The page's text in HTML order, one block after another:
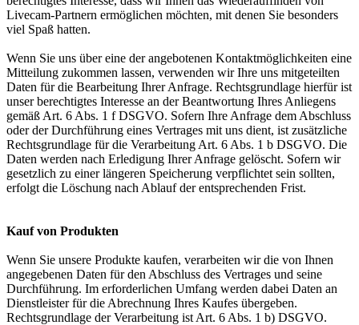
Livecam-Partnern ermöglichen möchten, mit denen Sie besonders
viel Spaß hatten.
Wenn Sie uns über eine der angebotenen Kontaktmöglichkeiten eine
Mitteilung zukommen lassen, verwenden wir Ihre uns mitgeteilten
Daten für die Bearbeitung Ihrer Anfrage. Rechtsgrundlage hierfür ist
unser berechtigtes Interesse an der Beantwortung Ihres Anliegens
gemäß Art. 6 Abs. 1 f DSGVO. Sofern Ihre Anfrage dem Abschluss
oder der Durchführung eines Vertrages mit uns dient, ist zusätzliche
Rechtsgrundlage für die Verarbeitung Art. 6 Abs. 1 b DSGVO. Die
Daten werden nach Erledigung Ihrer Anfrage gelöscht. Sofern wir
gesetzlich zu einer längeren Speicherung verpflichtet sein sollten,
erfolgt die Löschung nach Ablauf der entsprechenden Frist.
Kauf von Produkten
Wenn Sie unsere Produkte kaufen, verarbeiten wir die von Ihnen
angegebenen Daten für den Abschluss des Vertrages und seine
Durchführung. Im erforderlichen Umfang werden dabei Daten an
Dienstleister für die Abrechnung Ihres Kaufes übergeben.
Rechtsgrundlage der Verarbeitung ist Art. 6 Abs. 1 b) DSGVO.